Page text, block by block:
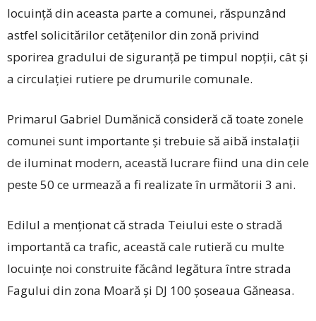
locuință din aceasta parte a comunei, răspunzând
astfel solicitărilor cetățenilor din zonă privind
sporirea gradului de siguranță pe timpul nopții, cât și
a circulației rutiere pe drumurile comunale.
Primarul Gabriel Dumănică consideră că toate zonele
comunei sunt importante și trebuie să aibă instalații
de iluminat modern, această lucrare fiind una din cele
peste 50 ce urmează a fi realizate în următorii 3 ani.
Edilul a menționat că strada Teiului este o stradă
importantă ca trafic, această cale rutieră cu multe
locuințe noi construite făcând legătura între strada
Fagului din zona Moară și DJ 100 șoseaua Găneasa.